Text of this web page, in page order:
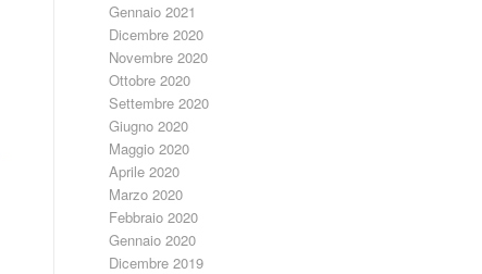
Gennaio 2021
Dicembre 2020
Novembre 2020
Ottobre 2020
Settembre 2020
Giugno 2020
Maggio 2020
Aprile 2020
Marzo 2020
Febbraio 2020
Gennaio 2020
Dicembre 2019